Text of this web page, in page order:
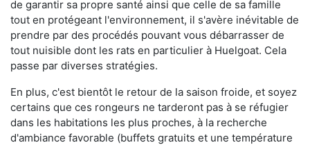
de garantir sa propre santé ainsi que celle de sa famille
tout en protégeant l'environnement, il s'avère inévitable de
prendre par des procédés pouvant vous débarrasser de
tout nuisible dont les rats en particulier à Huelgoat. Cela
passe par diverses stratégies.
En plus, c'est bientôt le retour de la saison froide, et soyez
certains que ces rongeurs ne tarderont pas à se réfugier
dans les habitations les plus proches, à la recherche
d'ambiance favorable (buffets gratuits et une température